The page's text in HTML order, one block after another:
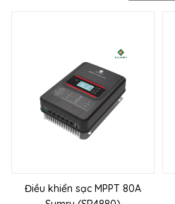
Điều khiển sạc MPPT 80A